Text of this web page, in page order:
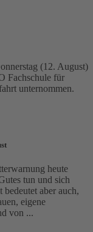
(12. August)
Fachschule für
unternommen.
heute
tun und sich
aber auch,
eigene
von ...